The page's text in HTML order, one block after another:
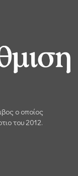
ο οποίος
του 2012.